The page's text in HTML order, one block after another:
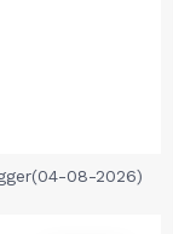
08-2026)